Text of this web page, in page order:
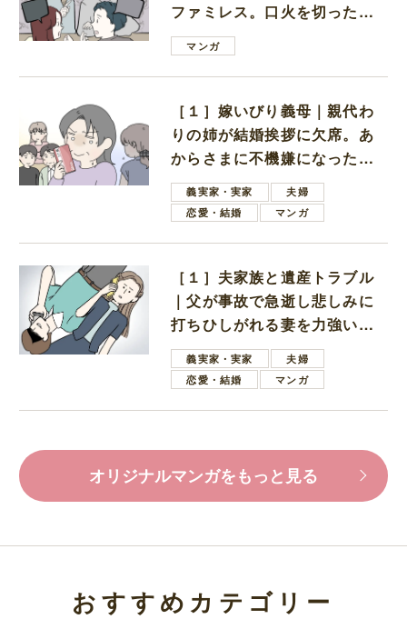
ファミレス。口火を切ったの
は電車好きの男の子ママ
マンガ
［１］嫁いびり義母｜親代わ
りの姉が結婚挨拶に欠席。あ
からさまに不機嫌になった義
母義実家・実家
夫婦
恋愛・結婚
マンガ
［１］夫家族と遺産トラブル
｜父が事故で急逝し悲しみに
打ちひしがれる妻を力強い言
葉で励ます夫
義実家・実家
夫婦
恋愛・結婚
マンガ
オリジナルマンガをもっと見る
おすすめカテゴリー